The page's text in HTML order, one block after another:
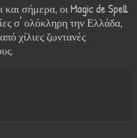
σήμερα, οι Magic de Spell
σ' ολόκληρη την Ελλάδα,
χίλιες ζωντανές